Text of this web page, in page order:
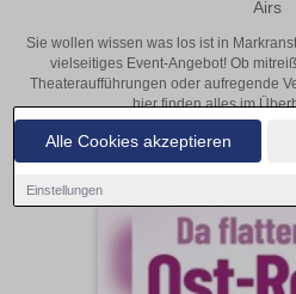
Alle Cookies akzeptieren
Einstellungen
Airs
Sie wollen wissen was los ist in
vielseitiges Event-Angebot! Ob
Theateraufführungen oder aufregende
hier finden alles im